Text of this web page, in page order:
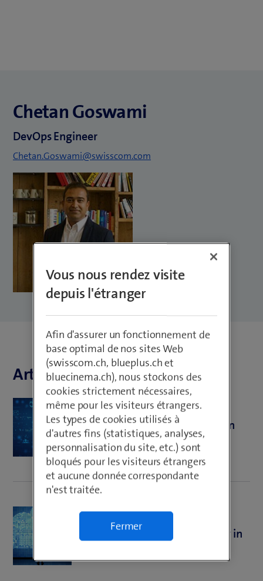
Chetan Goswami
DevOps Engineer
Chetan.Goswami@swisscom.com
Articles de Chetan Goswami
Cloud
Monitoring et observabilité en
action
Cloud
Monitoring and Observability in
Vous nous rendez visite
depuis l'étranger
Afin d'assurer un fonctionnement de
base optimal de nos sites Web
(swisscom.ch, blueplus.ch et
bluecinema.ch), nous stockons des
cookies strictement nécessaires,
même pour les visiteurs étrangers.
Les types de cookies utilisés à
d'autres fins (statistiques, analyses,
personnalisation du site, etc.) sont
bloqués pour les visiteurs étrangers
et aucune donnée correspondante
n'est traitée.
Fermer